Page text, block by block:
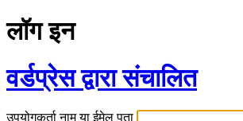
लॉग इन
वर्डप्रेस द्वारा संचालित
उपयोगकर्ता नाम या ईमेल पता